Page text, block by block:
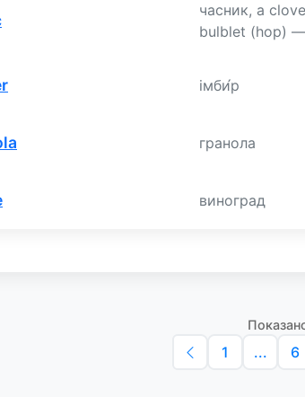
часник, a
bulblet (hop) —
імби́р
гранола
виноград
1 ... 6